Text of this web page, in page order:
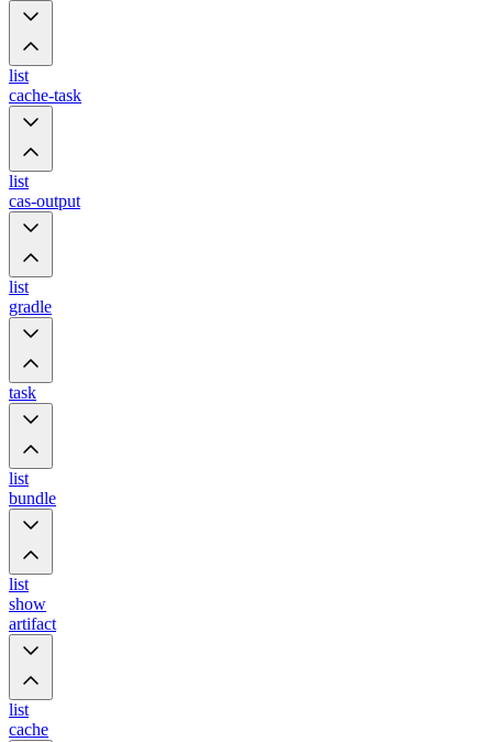
list
cache-task
list
cas-output
list
gradle
task
list
bundle
list
show
artifact
list
cache